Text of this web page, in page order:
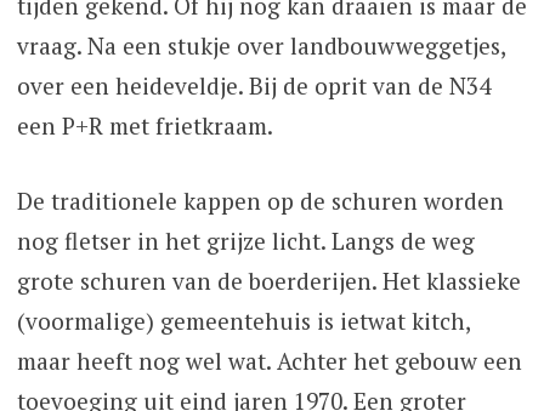
vraag. Na een stukje over landbouwweggetjes,
over een heideveldje. Bij de oprit van de N34
een P+R met frietkraam.
De traditionele kappen op de schuren worden
nog fletser in het grijze licht. Langs de weg
grote schuren van de boerderijen. Het klassieke
(voormalige) gemeentehuis is ietwat kitch,
maar heeft nog wel wat. Achter het gebouw een
toevoeging uit eind jaren 1970. Een groter